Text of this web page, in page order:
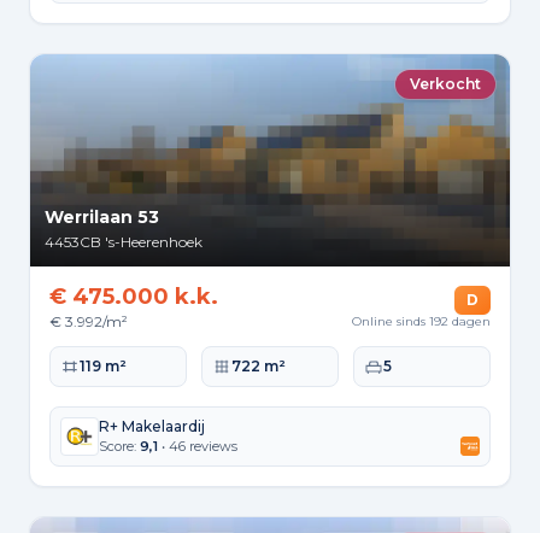
Verkocht
Werrilaan 53
4453CB 's-Heerenhoek
€ 475.000 k.k.
€ 3.992/m²
D
Online sinds 192 dagen
Woonoppervlakte
119 m² Perceeloppervlakte
722 m² Slaapkamers
5
R+ Makelaardij
Score: 9,1 • 46 reviews